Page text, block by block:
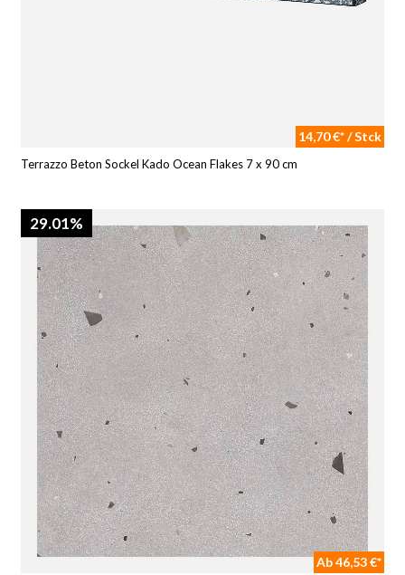
14,70 €* / Stck
Terrazzo Beton Sockel Kado Ocean Flakes 7 x 90 cm
29.01%
Ab 46,53 €*